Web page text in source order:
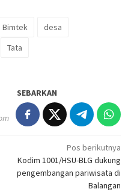
Bimtek
desa
Tata
SEBARKAN
Pos berikutnya
Kodim 1001/HSU-BLG dukung
pengembangan pariwisata di
Balangan